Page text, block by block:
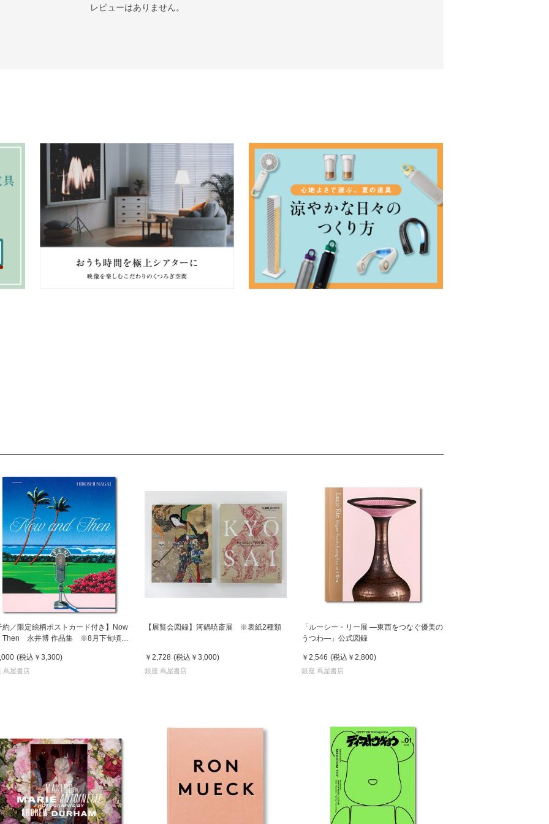
レビューはありません。
約／限定絵柄ポストカード付き】Now
Then 永井博 作品集 ※8月下旬頃の
(税込 ￥3,300)
蔦屋書店
【展覧会図録】河鍋暁斎展 ※表紙2種類
￥2,728 (税込 ￥3,000)
銀座 蔦屋書店
「ルーシー・リー展 ―東西をつなぐ優美の
うつわ―」公式図録
￥2,546 (税込 ￥2,800)
銀座 蔦屋書店